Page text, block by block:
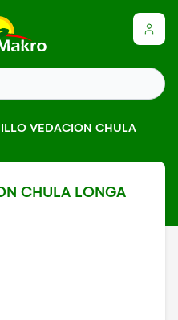
VEDACION CHULA
CHULA LONGA